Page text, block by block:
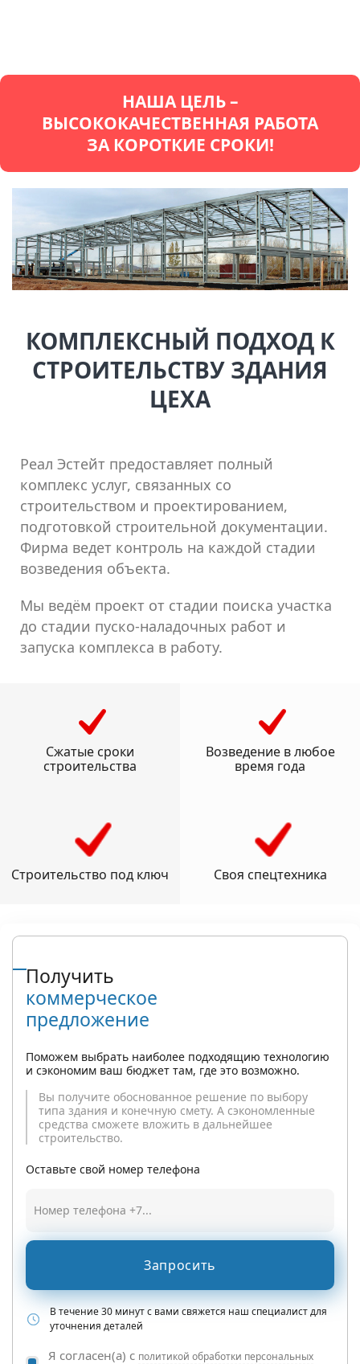
НАША ЦЕЛЬ –
ВЫСОКОКАЧЕСТВЕННАЯ РАБОТА
ЗА КОРОТКИЕ СРОКИ!
КОМПЛЕКСНЫЙ ПОДХОД К
СТРОИТЕЛЬСТВУ ЗДАНИЯ
ЦЕХА
Реал Эстейт предоставляет полный
комплекс услуг, связанных со
строительством и проектированием,
подготовкой строительной документации.
Фирма ведет контроль на каждой стадии
возведения объекта.
Мы ведём проект от стадии поиска участка
до стадии пуско-наладочных работ и
запуска комплекса в работу.
Сжатые сроки
строительства
Возведение в любое
время года
Строительство под ключ Своя спецтехника
Получить
коммерческое
предложение
Поможем выбрать наиболее подходящию технологию
и сэкономим ваш бюджет там, где это возможно.
Вы получите обоснованное решение по выбору
типа здания и конечную смету. А сэкономленные
средства сможете вложить в дальнейшее
строительство.
Оставьте свой номер телефона
Запросить
В течение 30 минут с вами свяжется наш специалист для
уточнения деталей
Я согласен(а) с политикой обработки персональных